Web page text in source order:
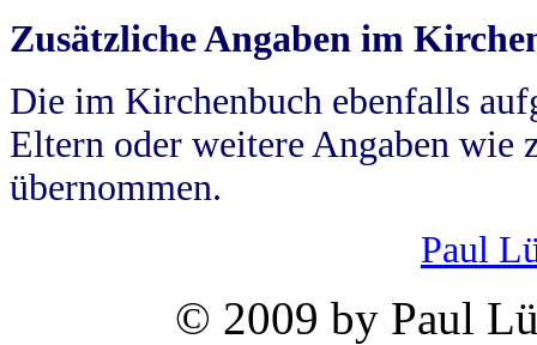
Zusätzliche Angaben im
Die im Kirchenbuch ebenfalls
Eltern oder weitere Angaben wie
übernommen.
Paul
© 2009 by Paul